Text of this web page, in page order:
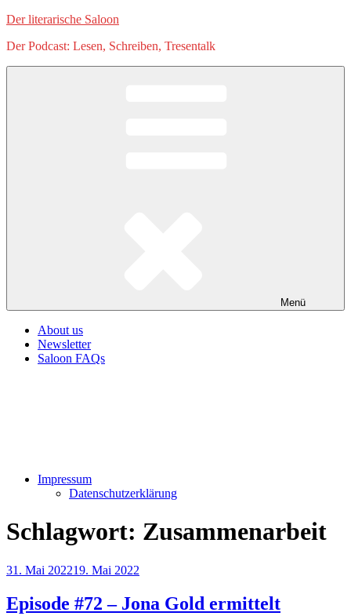
Zum
springen
Der literarische Saloon
Der Podcast: Lesen, Schreiben, Tresentalk
Menü
About us
Newsletter
Saloon FAQs
Impressum
Datenschutzerklärung
Schlagwort: Zusammenarbeit
Veröffentlicht
31. Mai 202219. Mai 2022
Episode #72 – Jona Gold ermittelt